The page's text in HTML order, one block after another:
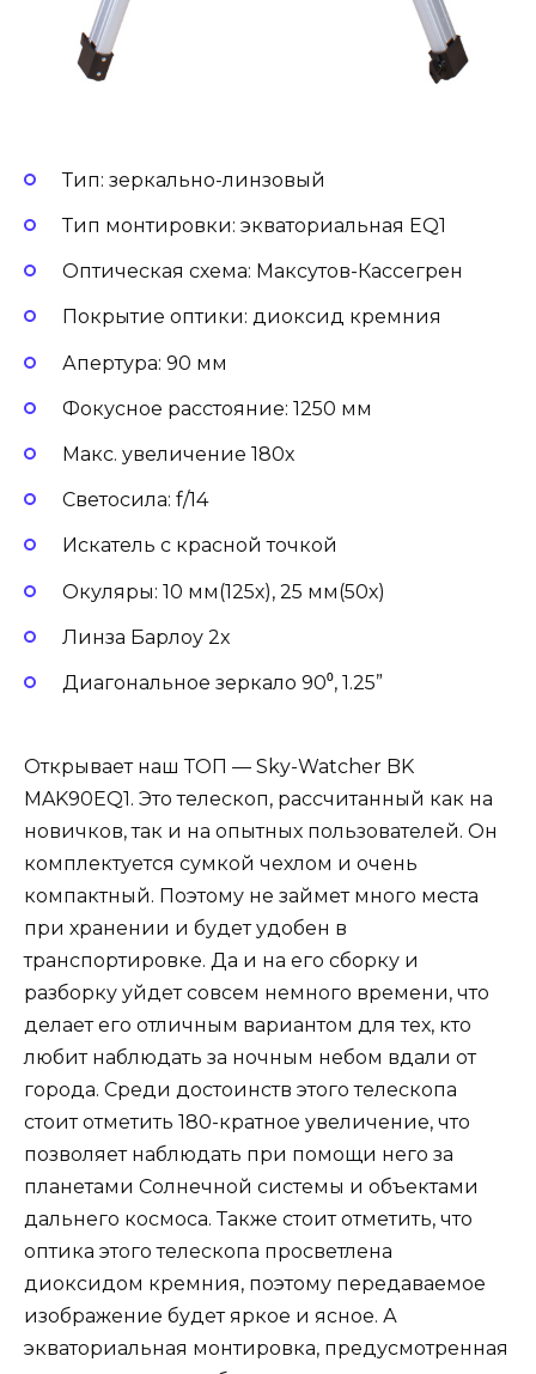
Тип: зеркально-линзовый
Тип монтировки: экваториальная EQ1
Оптическая схема: Максутов-Кассегрен
Покрытие оптики: диоксид кремния
Апертура: 90 мм
Фокусное расстояние: 1250 мм
Макс. увеличение 180х
Светосила: f/14
Искатель с красной точкой
Окуляры: 10 мм(125х), 25 мм(50х)
Линза Барлоу 2x
Диагональное зеркало 90⁰, 1.25”
Открывает наш ТОП — Sky-Watcher BK
MAK90EQ1. Это телескоп, рассчитанный как на
новичков, так и на опытных пользователей. Он
комплектуется сумкой чехлом и очень
компактный. Поэтому не займет много места
при хранении и будет удобен в
транспортировке. Да и на его сборку и
разборку уйдет совсем немного времени, что
делает его отличным вариантом для тех, кто
любит наблюдать за ночным небом вдали от
города. Среди достоинств этого телескопа
стоит отметить 180-кратное увеличение, что
позволяет наблюдать при помощи него за
планетами Солнечной системы и объектами
дальнего космоса. Также стоит отметить, что
оптика этого телескопа просветлена
диоксидом кремния, поэтому передаваемое
изображение будет яркое и ясное. А
экваториальная монтировка, предусмотренная